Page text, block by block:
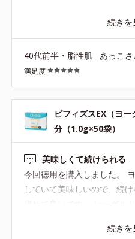
続きを
40代前半・脂性肌 あっこさ
満足度
ビフィズスEX（ヨ
分（1.0g×50袋）
美味しくて続けられる
今回徳用を購入しました。
していて美味しいので、続
摂れて良いです。 ヨーグル
続きを